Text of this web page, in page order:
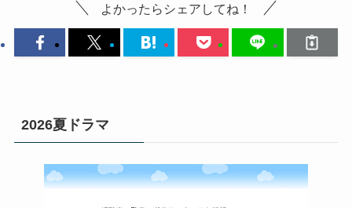
よかったらシェアしてね！
2026夏ドラマ